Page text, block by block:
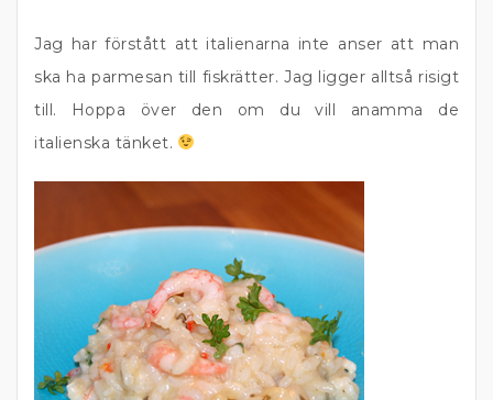
Jag har förstått att italienarna inte anser att man
ska ha parmesan till fiskrätter. Jag ligger alltså risigt
till. Hoppa över den om du vill anamma de
italienska tänket.